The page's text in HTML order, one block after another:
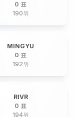
0 표
190위
MINGYU
0 표
192위
RIVR
0 표
194위